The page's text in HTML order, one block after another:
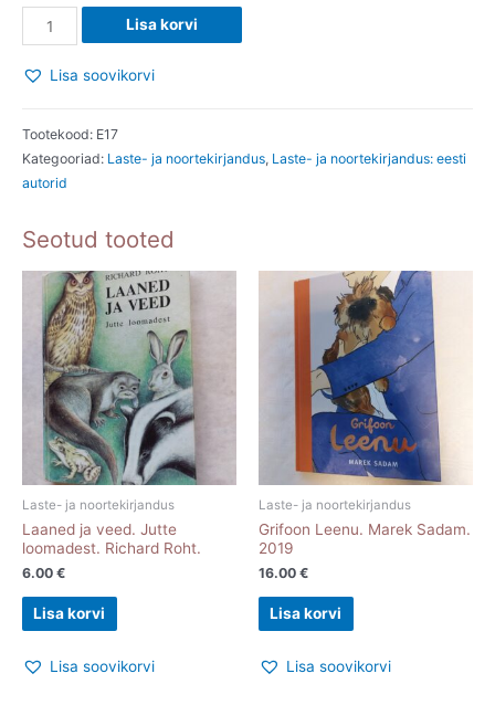
Suur
Tõll.
Rein
1982
kogus
Lisa korvi
Lisa soovikorvi
Tootekood: E17
Kategooriad: Laste- ja noortekirjandus, Laste- ja noortekirjandus: eesti
autorid
Seotud tooted
Laste- ja noortekirjandus
Laaned ja veed. Jutte
loomadest. Richard Roht.
6.00 €
Lisa korvi
Lisa soovikorvi
Laste- ja noortekirjandus
Grifoon Leenu. Marek Sadam.
2019
16.00 €
Lisa korvi
Lisa soovikorvi